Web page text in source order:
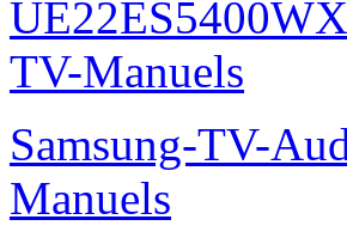
TV-Manuels
Samsung-TV-
Manuels